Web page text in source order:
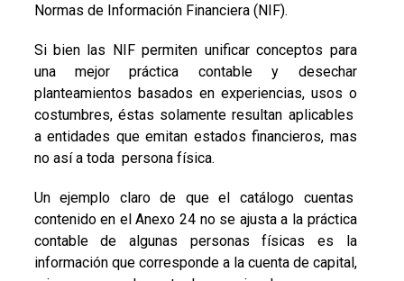
Normas de Información Financiera (NIF).
Si bien las NIF permiten unificar conceptos para
una mejor práctica contable y desechar
planteamientos basados en experiencias, usos o
costumbres, éstas solamente resultan aplicables
a entidades que emitan estados financieros, mas
no así a toda persona física.
Un ejemplo claro de que el catálogo cuentas
contenido en el Anexo 24 no se ajusta a la práctica
contable de algunas personas físicas es la
información que corresponde a la cuenta de capital,